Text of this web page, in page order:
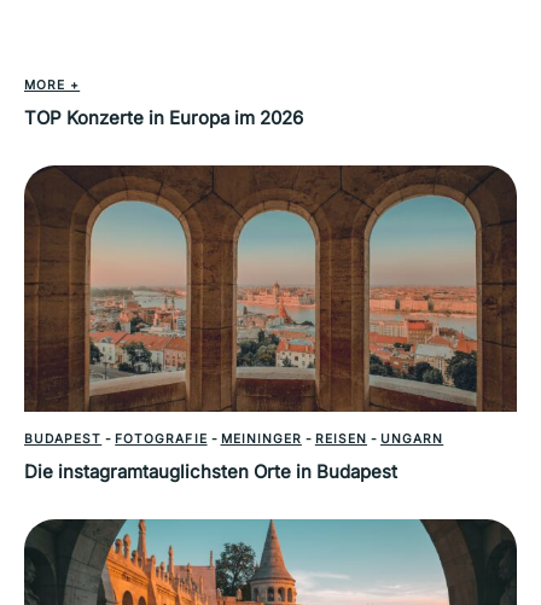
MORE +
TOP Konzerte in Europa im 2026
BUDAPEST - FOTOGRAFIE - MEININGER - REISEN - UNGARN
Die instagramtauglichsten Orte in Budapest